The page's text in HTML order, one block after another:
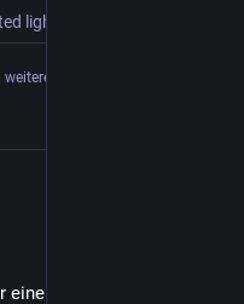
Fedisuite Account